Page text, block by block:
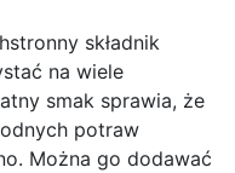
składnik
na wiele
smak sprawia, że
potraw
Można go dodawać